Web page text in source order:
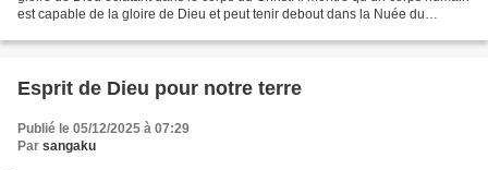
est capable de la gloire de Dieu et peut tenir debout dans la Nuée du
Esprit de Dieu pour notre terre
Publié le 05/12/2025 à 07:29
Par sangaku